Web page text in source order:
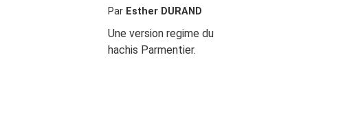
Par Esther DURAND
Une version regime du
hachis Parmentier.